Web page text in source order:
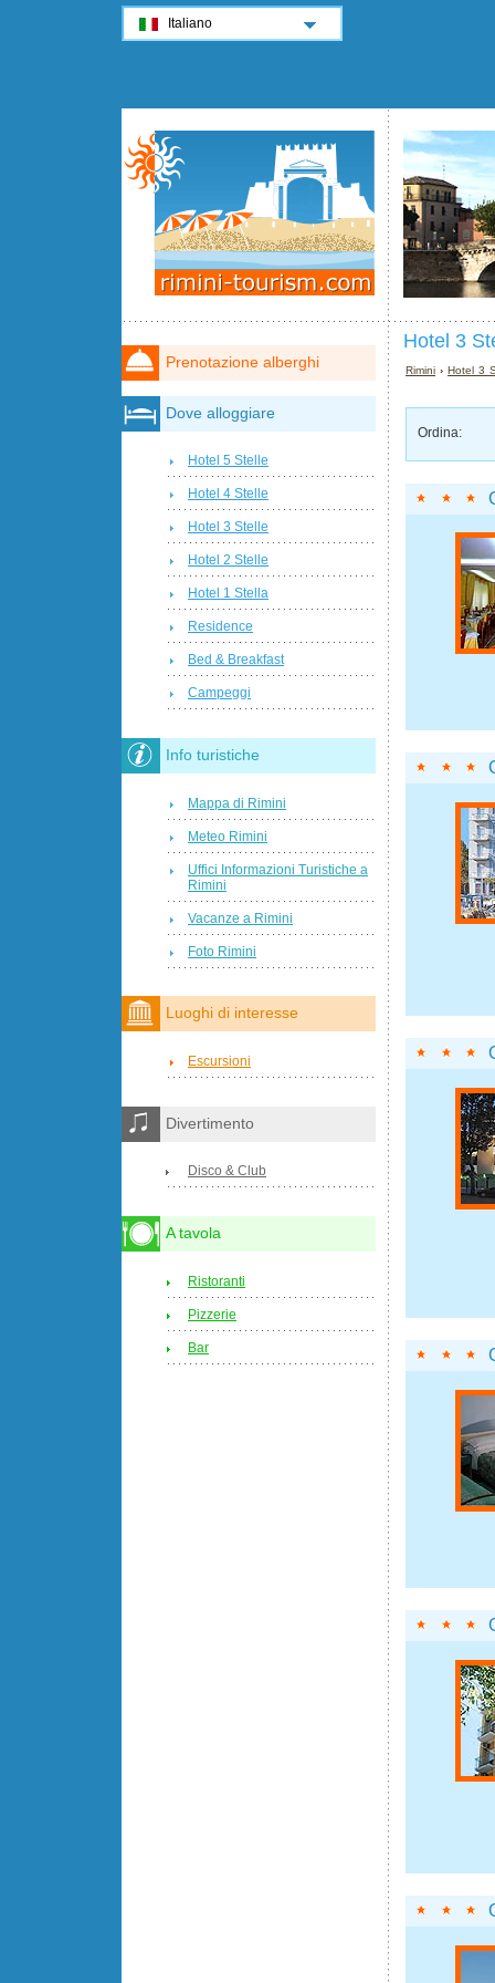
Hotel 3
Rimini ›Hotel 3
Ordina:
Prenotazione alberghi
Dove alloggiare
Hotel 5 Stelle
Hotel 4 Stelle
Hotel 3 Stelle
Hotel 2 Stelle
Hotel 1 Stella
Residence
Bed & Breakfast
Campeggi
Info turistiche
Mappa di Rimini
Meteo Rimini
Uffici Informazioni Turistiche a
Rimini
Vacanze a Rimini
Foto Rimini
Luoghi di interesse
Escursioni
Divertimento
Disco & Club
A tavola
Ristoranti
Pizzerie
Bar
Italiano